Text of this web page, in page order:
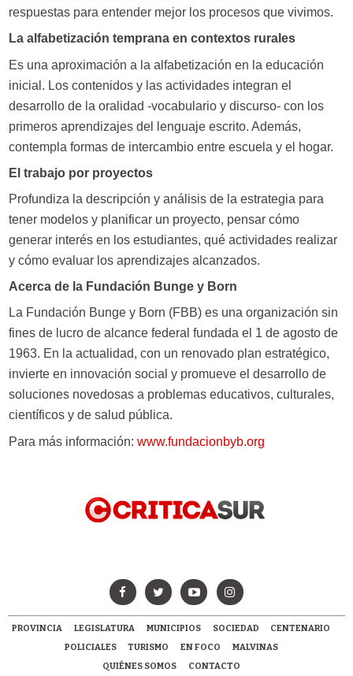
respuestas para entender mejor los procesos que vivimos.
La alfabetización temprana en contextos rurales
Es una aproximación a la alfabetización en la educación
inicial. Los contenidos y las actividades integran el
desarrollo de la oralidad -vocabulario y discurso- con los
primeros aprendizajes del lenguaje escrito. Además,
contempla formas de intercambio entre escuela y el hogar.
El trabajo por proyectos
Profundiza la descripción y análisis de la estrategia para
tener modelos y planificar un proyecto, pensar cómo
generar interés en los estudiantes, qué actividades realizar
y cómo evaluar los aprendizajes alcanzados.
Acerca de la Fundación Bunge y Born
La Fundación Bunge y Born (FBB) es una organización sin
fines de lucro de alcance federal fundada el 1 de agosto de
1963. En la actualidad, con un renovado plan estratégico,
invierte en innovación social y promueve el desarrollo de
soluciones novedosas a problemas educativos, culturales,
científicos y de salud pública.
Para más información: www.fundacionbyb.org
PROVINCIA LEGISLATURA MUNICIPIOS SOCIEDAD
CENTENARIO
POLICIALES
TURISMO EN FOCO
MALVINAS
QUIÉNES SOMOS
CONTACTO